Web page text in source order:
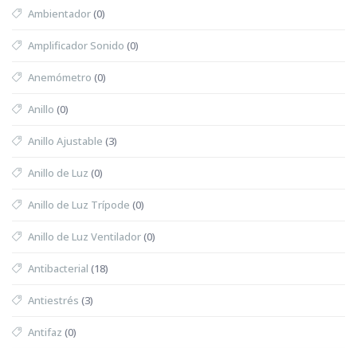
Ambientador(0)
Amplificador Sonido (0)
Anemómetro (0)
Anillo (0)
Anillo Ajustable (3)
Anillo de Luz (0)
Anillo de Luz Trípode (0)
Anillo de Luz Ventilador(0)
Antibacterial (18)
Antiestrés (3)
Antifaz (0)